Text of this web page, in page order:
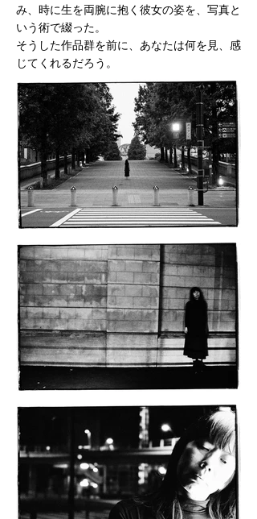
み、時に生を両腕に抱く彼女の姿を、写真と
いう術で綴った。
そうした作品群を前に、あなたは何を見、感
じてくれるだろう。